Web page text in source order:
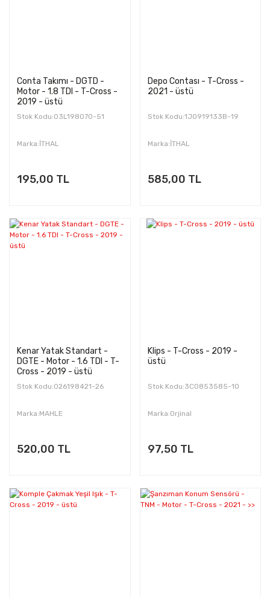
Conta Takımı - DGTD -
Motor - 1.8 TDI - T-Cross -
2019 - üstü
Stok Kodu:03L198070-51
Marka:İTHAL
195,00 TL
Depo Contası - T-Cross -
2021 - üstü
Stok Kodu:1J0919133B-19
Marka:İTHAL
585,00 TL
Kenar Yatak Standart -
DGTE - Motor - 1.6 TDI - T-
Cross - 2019 - üstü
Stok Kodu:026198421-26
Marka:MAHLE
520,00 TL
Klips - T-Cross - 2019 -
üstü
Stok Kodu:3C0853585-10
Marka:Orjinal
97,50 TL